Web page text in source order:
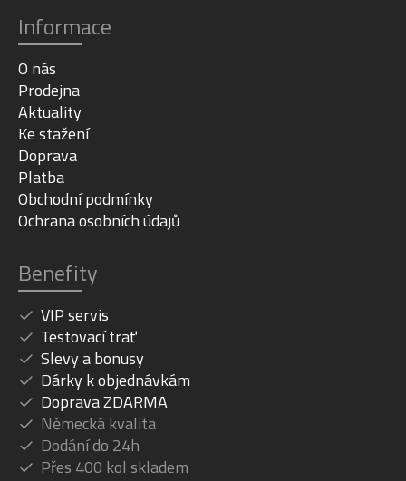
Informace
O nás
Prodejna
Aktuality
Ke stažení
Doprava
Platba
Obchodní podmínky
Ochrana osobních údajů
Benefity
VIP servis
Testovací trať
Slevy a bonusy
Dárky k objednávkám
Doprava ZDARMA
Německá kvalita
Dodání do 24h
Přes 400 kol skladem